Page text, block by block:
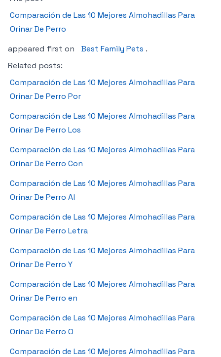
Comparación de Las 10 Mejores Almohadillas Para
Orinar De Perro
appeared first on
Best Family Pets .
Related posts:
Comparación de Las 10 Mejores Almohadillas Para
Orinar De Perro Por
Comparación de Las 10 Mejores Almohadillas Para
Orinar De Perro Los
Comparación de Las 10 Mejores Almohadillas Para
Orinar De Perro Con
Comparación de Las 10 Mejores Almohadillas Para
Orinar De Perro Al
Comparación de Las 10 Mejores Almohadillas Para
Orinar De Perro Letra
Comparación de Las 10 Mejores Almohadillas Para
Orinar De Perro Y
Comparación de Las 10 Mejores Almohadillas Para
Orinar De Perro en
Comparación de Las 10 Mejores Almohadillas Para
Orinar De Perro O
Comparación de Las 10 Mejores Almohadillas Para